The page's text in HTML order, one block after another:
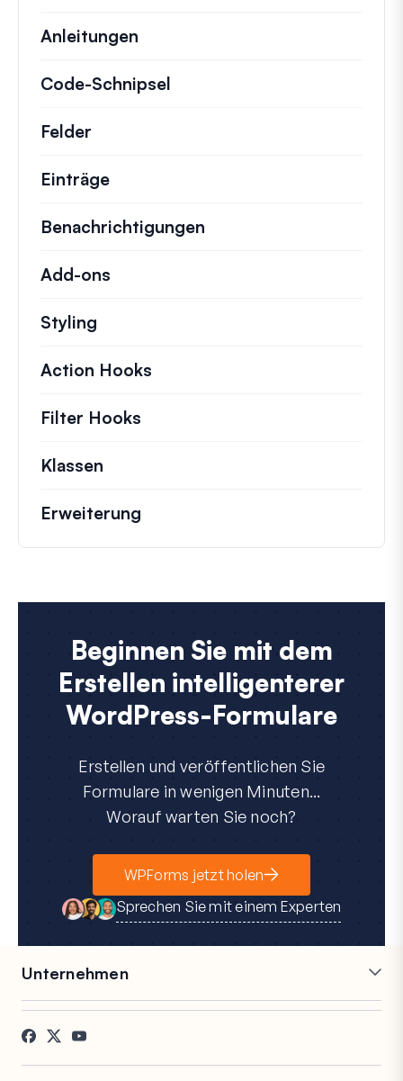
Anleitungen
Code-Schnipsel
Felder
Einträge
Benachrichtigungen
Add-ons
Styling
Action Hooks
Filter Hooks
Klassen
Erweiterung
Beginnen Sie mit dem
Erstellen intelligenterer
WordPress-Formulare
Erstellen und veröffentlichen Sie
Formulare in wenigen Minuten...
Worauf warten Sie noch?
WPForms jetzt holen
Sprechen Sie mit einem Experten
Unternehmen
Karriere
Referenzen
Partner